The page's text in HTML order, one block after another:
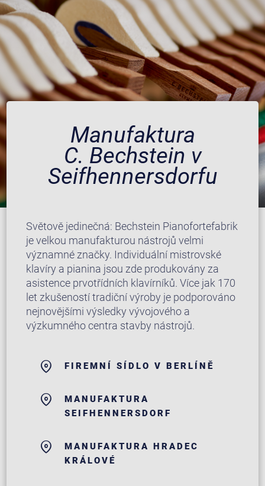
Manufaktura
C. Bechstein v
Seifhennersdorfu
Světově jedinečná: Bechstein Pianofortefabrik
je velkou manufakturou nástrojů velmi
významné značky. Individuální mistrovské
klavíry a pianina jsou zde produkovány za
asistence prvotřídních klavírníků. Více jak 170
let zkušeností tradiční výroby je podporováno
nejnovějšími výsledky vývojového a
výzkumného centra stavby nástrojů.
FIREMNÍ SÍDLO V BERLÍNĚ
MANUFAKTURA
SEIFHENNERSDORF
MANUFAKTURA HRADEC
KRÁLOVÉ